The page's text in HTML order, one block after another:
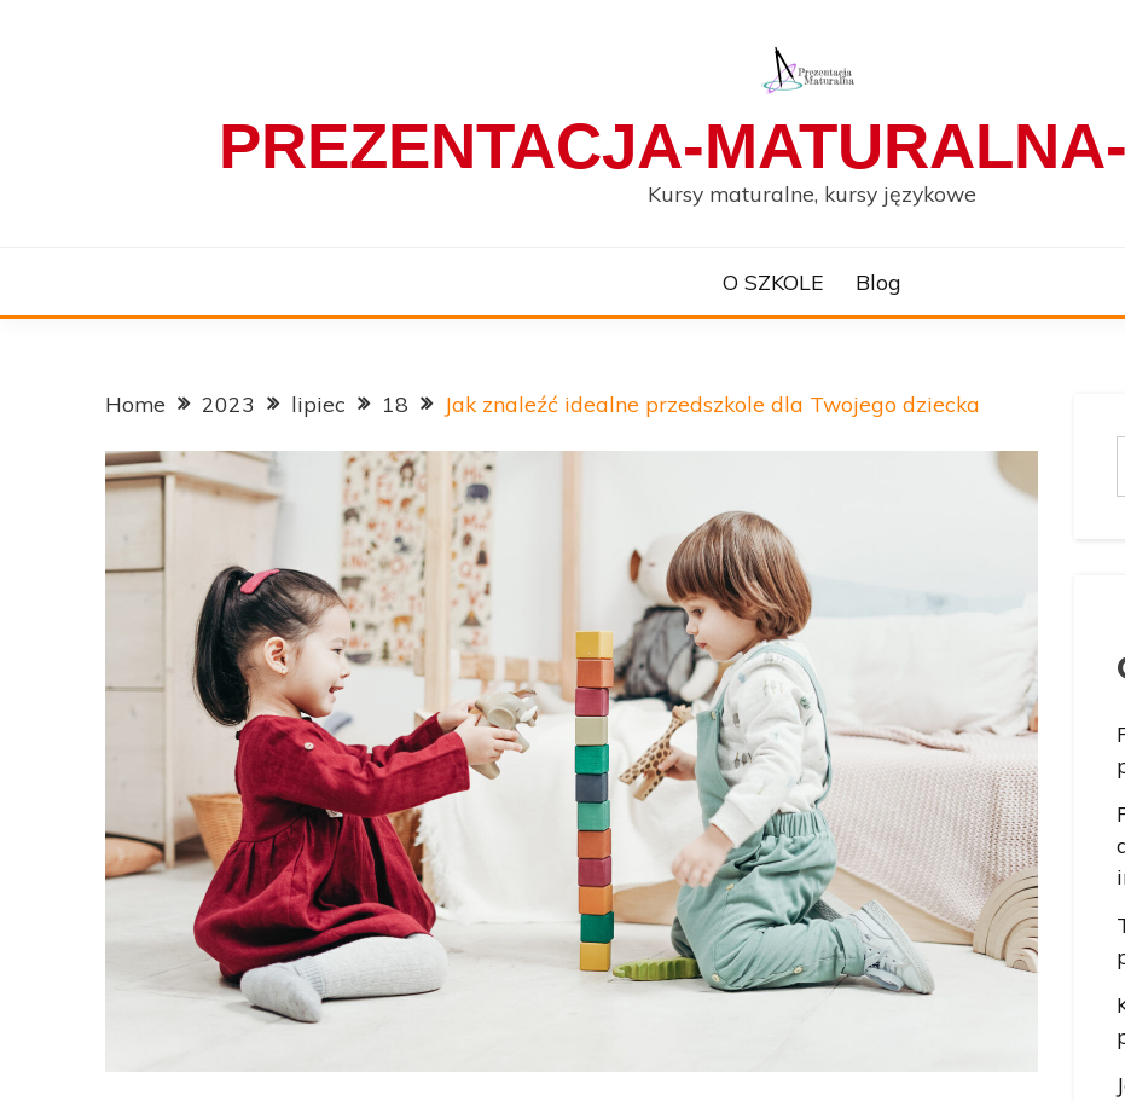
PREZENTACJA-
Kursy maturalne, kursy językowe
O SZKOLE Blog
Home 2023 lipiec 18 Jak znaleźć idealne przedszkole dla Twojego dziecka